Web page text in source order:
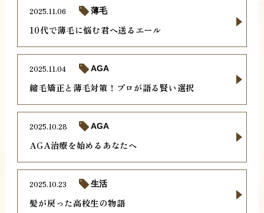
10代で薄毛に悩む君へ送るエール
2025.11.06 薄毛
縮毛矯正と薄毛対策！プロが語る賢い選択
2025.11.04 AGA
AGA治療を始めるあなたへ
2025.10.28 AGA
髪が戻った高校生の物語
2025.10.23 生活